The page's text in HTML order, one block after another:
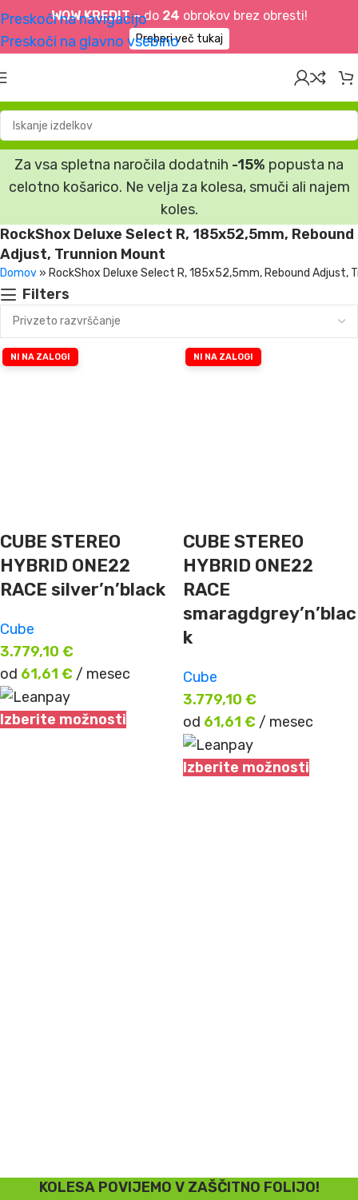
WOW KREDIT –do 24 obrokov brez obresti!
Preberi več tukaj
Preskoči na navigacijo
Preskoči na glavno vsebino
Za vsa spletna naročila dodatnih -15% popusta na
celotno košarico. Ne velja za kolesa, smuči ali najem
koles.
RockShox Deluxe Select R, 185x52,5mm, Rebound
Adjust, Trunnion Mount
Domov » RockShox Deluxe Select R, 185x52,5mm, Rebound Adjust,
Filters
NI NA ZALOGI
CUBE STEREO
HYBRID ONE22
RACE silver’n’black
Cube
3.779,10 €
od 61,61 € / mesec
Izberite možnosti
NI NA ZALOGI
CUBE STEREO
HYBRID ONE22
RACE
smaragdgrey’n’blac
k
Cube
3.779,10 €
od 61,61 € / mesec
Izberite možnosti
KOLESA POVIJEMO V ZAŠČITNO FOLIJO!